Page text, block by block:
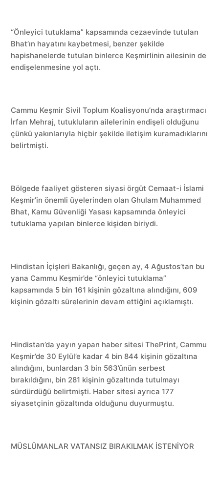
“Önleyici tutuklama” kapsamında cezaevinde tutulan
Bhat’ın hayatını kaybetmesi, benzer şekilde
hapishanelerde tutulan binlerce Keşmirlinin ailesinin de
endişelenmesine yol açtı.
Cammu Keşmir Sivil Toplum Koalisyonu’nda araştırmacı
İrfan Mehraj, tutukluların ailelerinin endişeli olduğunu
çünkü yakınlarıyla hiçbir şekilde iletişim kuramadıklarını
belirtmişti.
Bölgede faaliyet gösteren siyasi örgüt Cemaat-i İslami
Keşmir’in önemli üyelerinden olan Ghulam Muhammed
Bhat, Kamu Güvenliği Yasası kapsamında önleyici
tutuklama yapılan binlerce kişiden biriydi.
Hindistan İçişleri Bakanlığı, geçen ay, 4 Ağustos’tan bu
yana Cammu Keşmir’de “önleyici tutuklama”
kapsamında 5 bin 161 kişinin gözaltına alındığını, 609
kişinin gözaltı sürelerinin devam ettiğini açıklamıştı.
Hindistan’da yayın yapan haber sitesi ThePrint, Cammu
Keşmir’de 30 Eylül’e kadar 4 bin 844 kişinin gözaltına
alındığını, bunlardan 3 bin 563’ünün serbest
bırakıldığını, bin 281 kişinin gözaltında tutulmayı
sürdürdüğü belirtmişti. Haber sitesi ayrıca 177
siyasetçinin gözaltında olduğunu duyurmuştu.
MÜSLÜMANLAR VATANSIZ BIRAKILMAK İSTENİYOR